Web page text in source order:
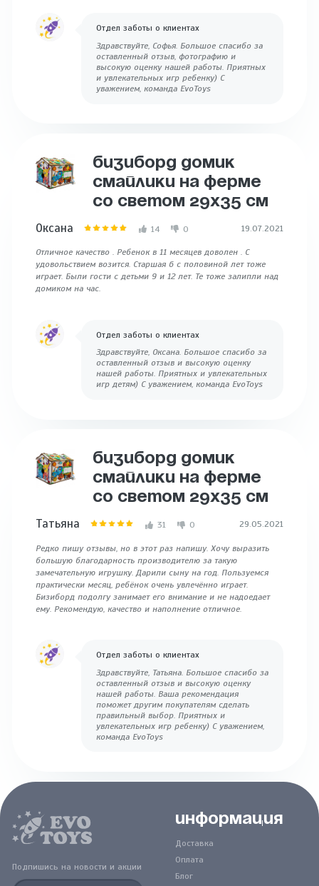
Отдел заботы о клиентах
Здравствуйте, Софья. Большое спасибо за
оставленный отзыв, фотографию и
высокую оценку нашей работы. Приятных
и увлекательных игр ребенку) С
уважением, команда EvoToys
БИЗИБОРД ДОМИК
СМАЙЛИКИ НА ФЕРМЕ
СО СВЕТОМ 29Х35 СМ
Оксана 14 0 19.07.2021
Отличное качество . Ребенок в 11 месяцев доволен . С
удовольствием возится. Старшая 6 с половиной лет тоже
играет. Были гости с детьми 9 и 12 лет. Те тоже залипли над
домиком на час.
Отдел заботы о клиентах
Здравствуйте, Оксана. Большое спасибо за
оставленный отзыв и высокую оценку
нашей работы. Приятных и увлекательных
игр детям) С уважением, команда EvoToys
БИЗИБОРД ДОМИК
СМАЙЛИКИ НА ФЕРМЕ
СО СВЕТОМ 29Х35 СМ
Татьяна 31 0 29.05.2021
Редко пишу отзывы, но в этот раз напишу. Хочу выразить
большую благодарность производителю за такую
замечательную игрушку. Дарили сыну на год. Пользуемся
практически месяц, ребёнок очень увлечённо играет.
Бизиборд подолгу занимает его внимание и не надоедает
ему. Рекомендую, качество и наполнение отличное.
Отдел заботы о клиентах
Здравствуйте, Татьяна. Большое спасибо за
оставленный отзыв и высокую оценку
нашей работы. Ваша рекомендация
поможет другим покупателям сделать
правильный выбор. Приятных и
увлекательных игр ребенку) С уважением,
команда EvoToys
Подпишись на новости и акции
Информация
Доставка
Оплата
Блог